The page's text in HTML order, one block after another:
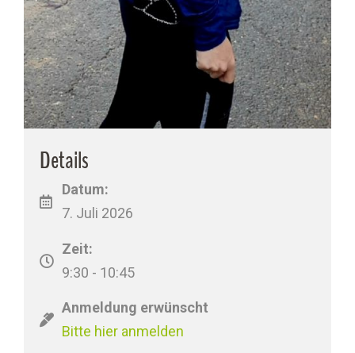
Details
Datum:
7. Juli 2026
Zeit:
9:30 - 10:45
Anmeldung erwünscht
Bitte hier anmelden